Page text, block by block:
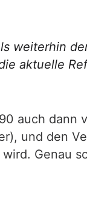
weiterhin
aktuelle
auch dann
und den
Genau